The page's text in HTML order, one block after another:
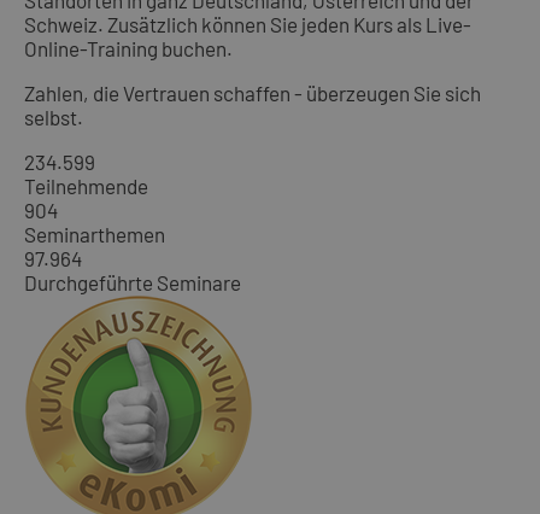
Schweiz. Zusätzlich können Sie jeden Kurs als Live-
Online-Training buchen.
Zahlen, die Vertrauen schaffen - überzeugen Sie sich
selbst.
234.599
Teilnehmende
904
Seminarthemen
97.964
Durchgeführte Seminare